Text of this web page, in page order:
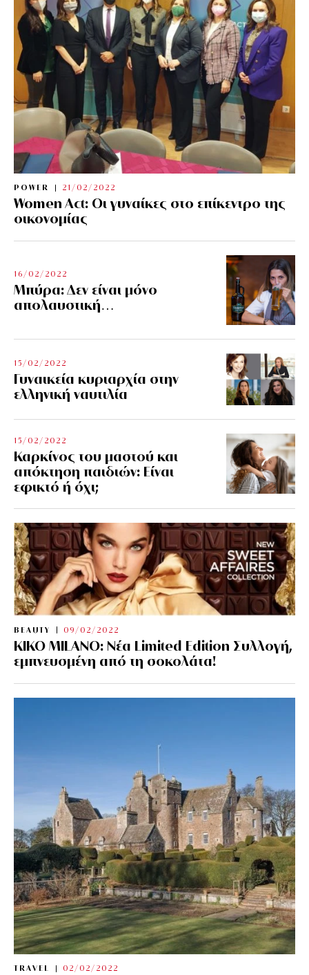
POWER 21/02/2022
Women Act: Οι γυναίκες στο επίκεντρο της
οικονομίας
16/02/2022
Μπύρα: Δεν είναι μόνο
απολαυστική…
15/02/2022
Γυναικεία κυριαρχία στην
ελληνική ναυτιλία
15/02/2022
Καρκίνος του μαστού και
απόκτηση παιδιών: Είναι
εφικτό ή όχι;
BEAUTY 09/02/2022
KIKO MILANO: Νέα Limited Edition Συλλογή,
εμπνευσμένη από τη σοκολάτα!
TRAVEL 02/02/2022